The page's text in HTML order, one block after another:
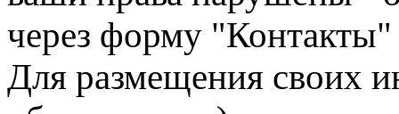
через форму "Контакты"
Для размещения своих